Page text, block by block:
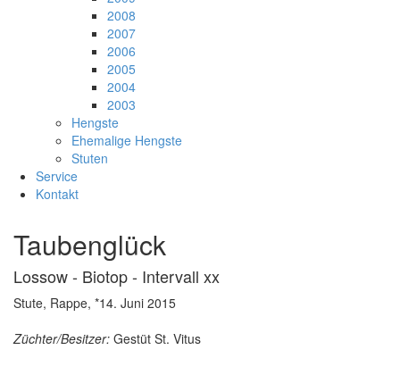
2008
2007
2006
2005
2004
2003
Hengste
Ehemalige Hengste
Stuten
Service
Kontakt
Taubenglück
Lossow - Biotop - Intervall xx
Stute, Rappe, *14. Juni 2015
Züchter/Besitzer: Gestüt St. Vitus